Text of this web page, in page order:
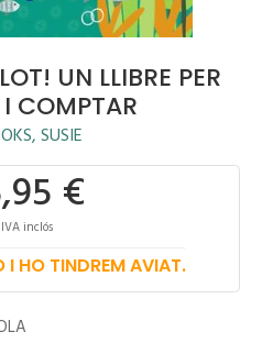
UN LLIBRE PER
COMPTAR
SUSIE
€
IVA inclós
HO TINDREM AVIAT.